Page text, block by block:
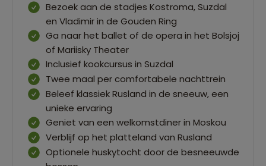
Bezoek aan de stadjes Kostroma, Suzdal
en Vladimir in de Gouden Ring
Ga naar het ballet of de opera in het Bolsjoj
of Mariisky Theater
Inclusief kookcursus in Suzdal
Twee maal per comfortabele nachttrein
Beleef klassiek Rusland in de sneeuw, een
unieke ervaring
Geniet van een welkomstdiner in Moskou
Verblijf op het platteland van Rusland
Optionele huskytocht door de besneeuwde